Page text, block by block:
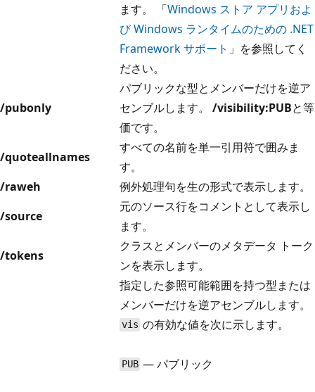
ます。 「Windows ストア アプリおよ
び Windows ランタイムのための .NET
Framework サポート 」を参照してく
ださい。
/pubonly
パブリックな型とメンバーだけを逆ア
センブルします。 /visibility:PUBと等
価です。
/quoteallnames
すべての名前を単一引用符で囲みま
す。
/raweh
例外処理句を生の形式で表示します。
/source
元のソース行をコメントとして表示し
ます。
/tokens
クラスとメンバーのメタデータ トーク
ンを表示します。
指定した参照可能範囲を持つ型または
メンバーだけを逆アセンブルします。
vis の有効な値を次に示します。
PUB — パブリック